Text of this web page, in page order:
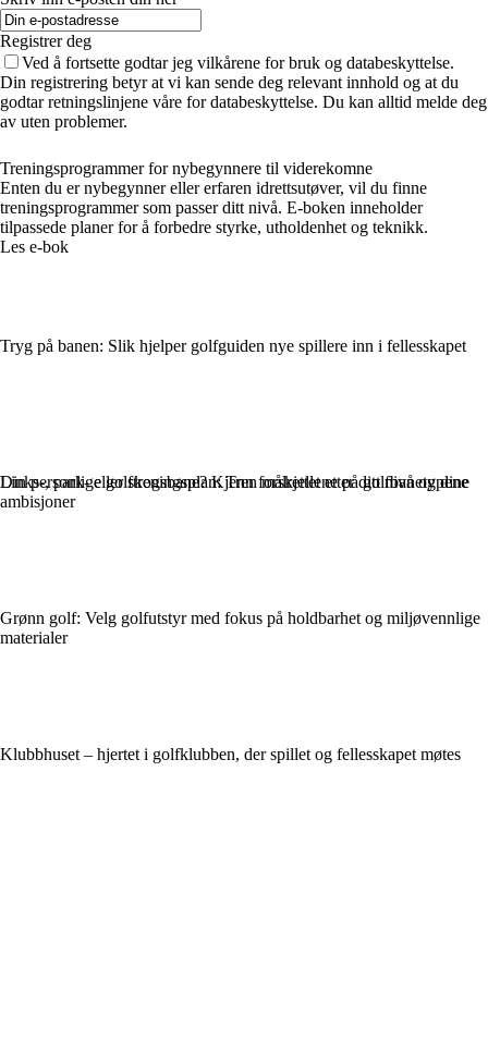
Registrer deg
Ved å fortsette godtar jeg vilkårene for bruk og databeskyttelse.
Din registrering betyr at vi kan sende deg relevant innhold og at du
godtar retningslinjene våre for databeskyttelse. Du kan alltid melde deg
av uten problemer.
Treningsprogrammer for nybegynnere til viderekomne
Enten du er nybegynner eller erfaren idrettsutøver, vil du finne
treningsprogrammer som passer ditt nivå. E-boken inneholder
tilpassede planer for å forbedre styrke, utholdenhet og teknikk.
Les e-bok
Tryg på banen: Slik hjelper golfguiden nye spillere inn i fellesskapet
Links-, park- eller skogsbane? Kjenn forskjellene på golfbanetypene
Grønn golf: Velg golfutstyr med fokus på holdbarhet og miljøvennlige
materialer
Klubbhuset – hjertet i golfklubben, der spillet og fellesskapet møtes
Din personlige golftreningsplan: Tren målrettet etter ditt nivå og dine
ambisjoner